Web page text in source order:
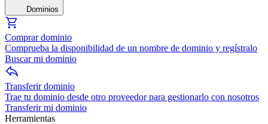
Dominios
Comprar dominio
Comprueba la disponibilidad de un nombre de dominio y regístralo
Buscar mi dominio
Transferir dominio
Trae tu dominio desde otro proveedor para gestionarlo con nosotros
Transferir mi dominio
Herramientas